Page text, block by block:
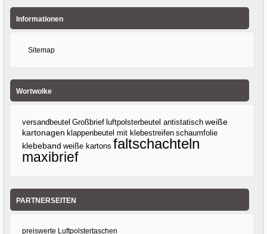
Informationen
Sitemap
Wortwolke
versandbeutel Großbrief luftpolsterbeutel antistatisch weiße
kartonagen klappenbeutel mit klebestreifen schaumfolie
klebeband weiße kartons faltschachteln
maxibrief
PARTNERSEITEN
preiswerte Luftpolstertaschen